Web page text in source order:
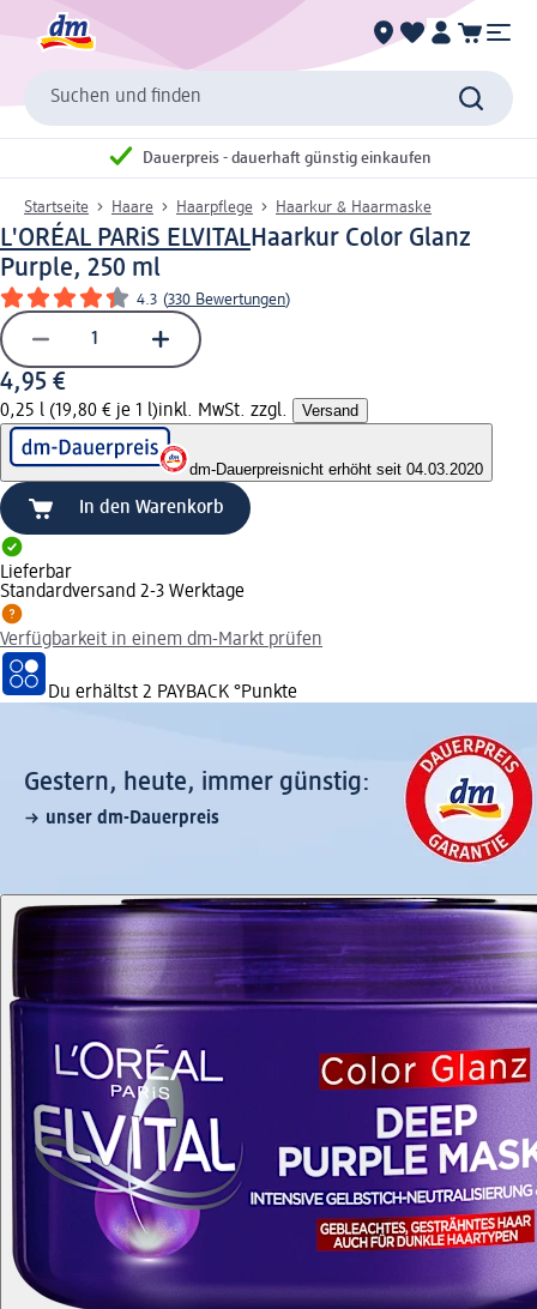
Suchen und finden
Dauerpreis - dauerhaft günstig einkaufen
Startseite Haare Haarpflege Haarkur & Haarmaske
L'ORÉAL PARiS ELVITALHaarkur Color Glanz
Purple, 250 ml
4.3 (330 Bewertungen)
4,95 €
0,25 l (19,80 € je 1 l)inkl. MwSt. zzgl. Versand
dm-Dauerpreisnicht erhöht seit 04.03.2020
In den Warenkorb
Lieferbar
Standardversand 2-3 Werktage
Verfügbarkeit in einem dm-Markt prüfen
Du erhältst 2 PAYBACK °Punkte
Gestern, heute, immer günstig:
unser dm-Dauerpreis